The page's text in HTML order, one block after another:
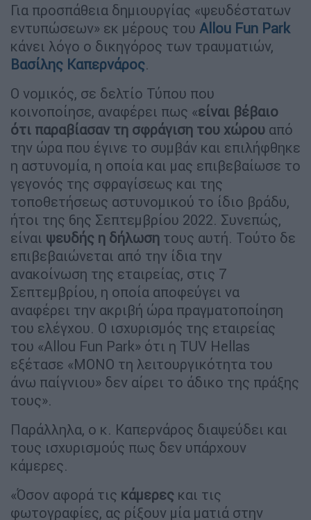
Για προσπάθεια δημιουργίας «ψευδέστατων
εντυπώσεων» εκ μέρους του Allou Fun Park
κάνει λόγο ο δικηγόρος των τραυματιών,
Βασίλης Καπερνάρος.
Ο νομικός, σε δελτίο Τύπου που
κοινοποίησε, αναφέρει πως «είναι βέβαιο
ότι παραβίασαν τη σφράγιση του χώρου από
την ώρα που έγινε το συμβάν και επιλήφθηκε
η αστυνομία, η οποία και μας επιβεβαίωσε το
γεγονός της σφραγίσεως και της
τοποθετήσεως αστυνομικού το ίδιο βράδυ,
ήτοι της 6ης Σεπτεμβρίου 2022. Συνεπώς,
είναι ψευδής η δήλωση τους αυτή. Τούτο δε
επιβεβαιώνεται από την ίδια την
ανακοίνωση της εταιρείας, στις 7
Σεπτεμβρίου, η οποία αποφεύγει να
αναφέρει την ακριβή ώρα πραγματοποίηση
του ελέγχου. Ο ισχυρισμός της εταιρείας
του «Allou Fun Park» ότι η TUV Hellas
εξέτασε «ΜΟΝΟ τη λειτουργικότητα του
άνω παίγνιου» δεν αίρει το άδικο της πράξης
τους».
Παράλληλα, ο κ. Καπερνάρος διαψεύδει και
τους ισχυρισμούς πως δεν υπάρχουν
κάμερες.
«Όσον αφορά τις κάμερες και τις
φωτογραφίες, ας ρίξουν μία ματιά στην